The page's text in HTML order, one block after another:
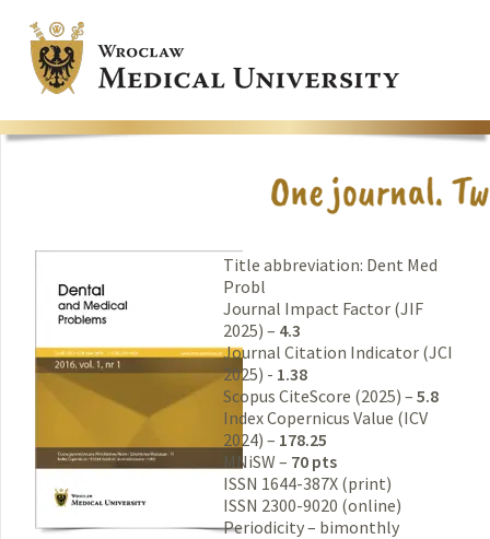
Title abbreviation: Dent Med
Probl
Journal Impact Factor (JIF
2025) – 4.3
Journal Citation Indicator (JCI
2025) - 1.38
Scopus CiteScore (2025) – 5.8
Index Copernicus Value (ICV
2024) – 178.25
MNiSW – 70 pts
ISSN 1644-387X (print)
ISSN 2300-9020 (online)
Periodicity – bimonthly